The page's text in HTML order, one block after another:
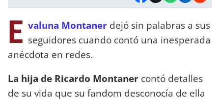
E valuna Montaner dejó sin palabras a sus
seguidores cuando contó una inesperada
anécdota en redes.
La hija de Ricardo Montaner contó detalles
de su vida que su fandom desconocía de ella